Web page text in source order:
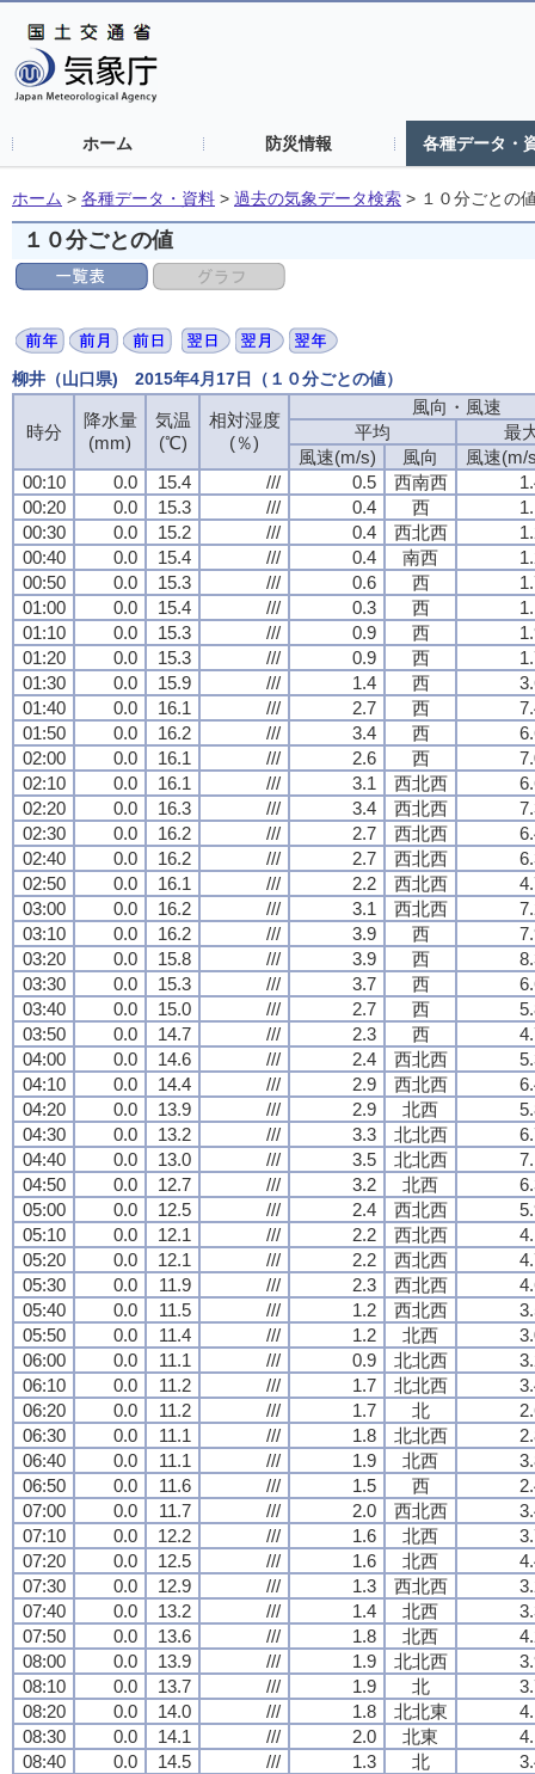
ホーム 防災情報 各種データ・
ホーム > 各種データ・資料 > 過去の気象データ検索 > １０分ごとの
１０分ごとの値
柳井（山口県) 2015年4月17日（１０分ごとの値）
時分
降水量
(mm)
気温
(℃)
相対湿度
(％)
風向・風速
平均
最
風速(m/s)
風向
風速(m/
00:10
0.0 15.4 /// 0.5 西南西
00:20
0.0 15.3 /// 0.4 西
00:30
0.0 15.2 /// 0.4 西北西
00:40
0.0 15.4 /// 0.4 南西
00:50
0.0 15.3 /// 0.6 西
01:00
0.0 15.4 /// 0.3 西
01:10
0.0 15.3 /// 0.9 西
01:20
0.0 15.3 /// 0.9 西
01:30
0.0 15.9 /// 1.4 西
01:40
0.0 16.1 /// 2.7 西
01:50
0.0 16.2 /// 3.4 西
02:00
0.0 16.1 /// 2.6 西
02:10
0.0 16.1 /// 3.1 西北西
02:20
0.0 16.3 /// 3.4 西北西
02:30
0.0 16.2 /// 2.7 西北西
02:40
0.0 16.2 /// 2.7 西北西
02:50
0.0 16.1 /// 2.2 西北西
03:00
0.0 16.2 /// 3.1 西北西
03:10
0.0 16.2 /// 3.9 西
03:20
0.0 15.8 /// 3.9 西
03:30
0.0 15.3 /// 3.7 西
03:40
0.0 15.0 /// 2.7 西
03:50
0.0 14.7 /// 2.3 西
04:00
0.0 14.6 /// 2.4 西北西
04:10
0.0 14.4 /// 2.9 西北西
04:20
0.0 13.9 /// 2.9 北西
04:30
0.0 13.2 /// 3.3 北北西
04:40
0.0 13.0 /// 3.5 北北西
04:50
0.0 12.7 /// 3.2 北西
05:00
0.0 12.5 /// 2.4 西北西
05:10
0.0 12.1 /// 2.2 西北西
05:20
0.0 12.1 /// 2.2 西北西
05:30
0.0 11.9 /// 2.3 西北西
05:40
0.0 11.5 /// 1.2 西北西
05:50
0.0 11.4 /// 1.2 北西
06:00
0.0 11.1 /// 0.9 北北西
06:10
0.0 11.2 /// 1.7 北北西
06:20
0.0 11.2 /// 1.7 北
06:30
0.0 11.1 /// 1.8 北北西
06:40
0.0 11.1 /// 1.9 北西
06:50
0.0 11.6 /// 1.5 西
07:00
0.0 11.7 /// 2.0 西北西
07:10
0.0 12.2 /// 1.6 北西
07:20
0.0 12.5 /// 1.6 北西
07:30
0.0 12.9 /// 1.3 西北西
07:40
0.0 13.2 /// 1.4 北西
07:50
0.0 13.6 /// 1.8 北西
08:00
0.0 13.9 /// 1.9 北北西
08:10
0.0 13.7 /// 1.9 北
08:20
0.0 14.0 /// 1.8 北北東
08:30
0.0 14.1 /// 2.0 北東
08:40
0.0 14.5 /// 1.3 北